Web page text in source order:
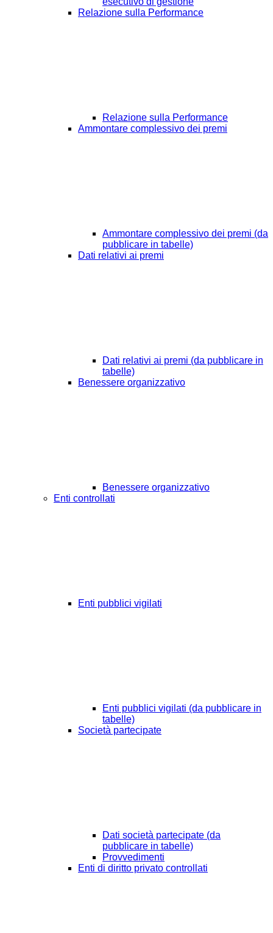
Relazione sulla Performance
Relazione sulla Performance
Ammontare complessivo dei premi
Ammontare complessivo dei premi (da
pubblicare in tabelle)
Dati relativi ai premi
Dati relativi ai premi (da pubblicare in
tabelle)
Benessere organizzativo
Benessere organizzativo
Enti controllati
Enti pubblici vigilati
Enti pubblici vigilati (da pubblicare in
tabelle)
Società partecipate
Dati società partecipate (da
pubblicare in tabelle)
Provvedimenti
Enti di diritto privato controllati